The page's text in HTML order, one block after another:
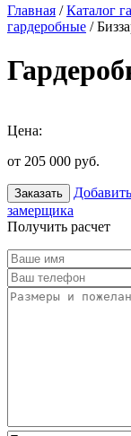
Главная /Каталог
гардеробные /
Цена:
от 205 000 руб.
Заказать
замерщика
Получить расчет